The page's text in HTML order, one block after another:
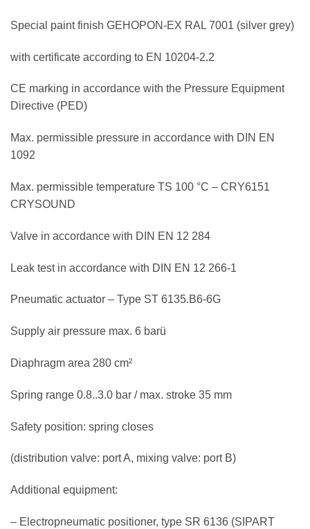
Special paint finish GEHOPON-EX RAL 7001 (silver grey)
with certificate according to EN 10204-2.2
CE marking in accordance with the Pressure Equipment
Directive (PED)
Max. permissible pressure in accordance with DIN EN
1092
Max. permissible temperature TS 100 °C – CRY6151
CRYSOUND
Valve in accordance with DIN EN 12 284
Leak test in accordance with DIN EN 12 266-1
Pneumatic actuator – Type ST 6135.B6-6G
Supply air pressure max. 6 barü
Diaphragm area 280 cm²
Spring range 0.8..3.0 bar / max. stroke 35 mm
Safety position: spring closes
(distribution valve: port A, mixing valve: port B)
Additional equipment:
– Electropneumatic positioner, type SR 6136 (SIPART